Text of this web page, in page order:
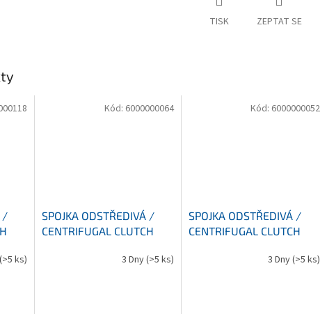
TISK ZEPTAT SE
/
(>5 ks)
SPOJKA ODSTŘEDIVÁ /
CENTRIFUGAL CLUTCH
3 Dny(>5 ks)
Kód: 6000000064
SPOJKA ODSTŘEDIVÁ /
CENTRIFUGAL CLUTCH
3 Dny(>5 ks)
Kód: 6000000052